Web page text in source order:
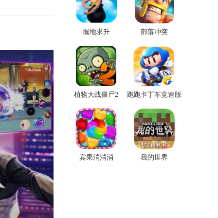
掘地求升 部落冲突
植物大战僵尸2 跑跑卡丁车竞速版
宾果消消消 我的世界